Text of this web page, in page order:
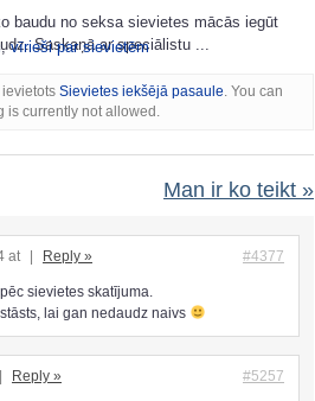
baudu no seksa sievietes mācās iegūt
Saskaņā ar speciālistu ...
,vīrieši par sievietēm
Sievietes iekšējā pasaule. You can
is currently not allowed.
Man ir ko teikt »
at Reply » #4377
sievietes skatījuma.
lai gan nedaudz naivs
| Reply » #5257